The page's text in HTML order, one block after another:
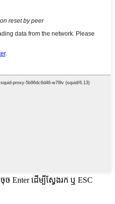
ចុច Enter ដើម្បីស្វែងរក ឬ ESC